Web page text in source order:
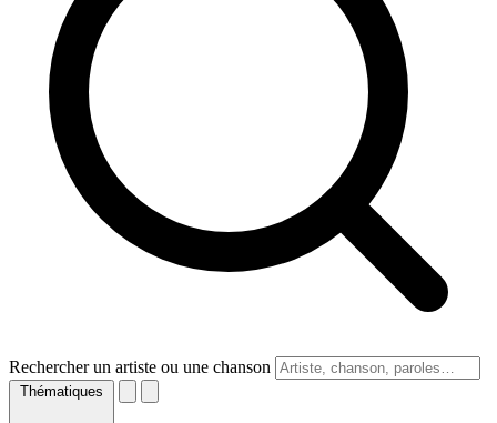
Rechercher un artiste ou une chanson
Thématiques